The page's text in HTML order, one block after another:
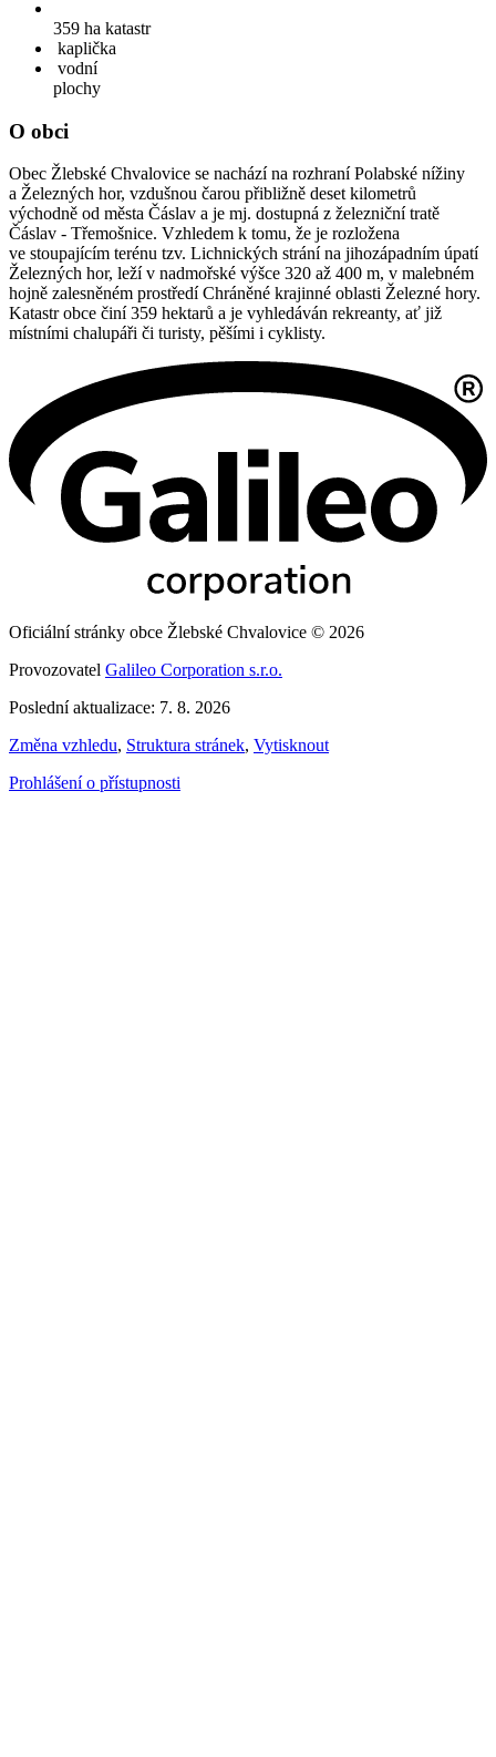
359 ha katastr
kaplička
vodní
plochy
O obci
Obec Žlebské Chvalovice se nachází na rozhraní Polabské nížiny
a Železných hor, vzdušnou čarou přibližně deset kilometrů
východně od města Čáslav a je mj. dostupná z železniční tratě
Čáslav - Třemošnice. Vzhledem k tomu, že je rozložena
ve stoupajícím terénu tzv. Lichnických strání na jihozápadním úpatí
Železných hor, leží v nadmořské výšce 320 až 400 m, v malebném
hojně zalesněném prostředí Chráněné krajinné oblasti Železné hory.
Katastr obce činí 359 hektarů a je vyhledáván rekreanty, ať již
místními chalupáři či turisty, pěšími i cyklisty.
Oficiální stránky obce Žlebské Chvalovice © 2026
Provozovatel Galileo Corporation s.r.o.
Poslední aktualizace: 7. 8. 2026
Změna vzhledu, Struktura stránek, Vytisknout
Prohlášení o přístupnosti